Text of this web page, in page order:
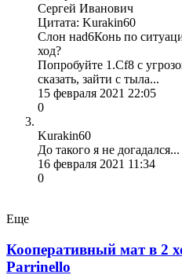
Сергей Иванович
Цитата: Kurakin60
Слон наd6Конь по
ход?
Попробуйте 1.Сf8 с
сказать, зайти с тыла...
15 февраля 2021 22:05
0
Kurakin60
До такого я не
16 февраля 2021 11:34
0
Еще
Кооперативный мат в 2
Parrinello